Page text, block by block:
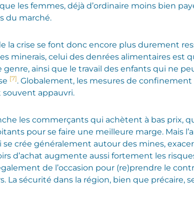
les femmes, déjà d’ordinaire moins bien
du marché.
la crise se font donc encore plus durement
minerais, celui des denrées alimentaires est
genre, ainsi que le travail des enfants qui ne
[7]. Globalement, les mesures de
souvent appauvri.
les commerçants qui achètent à bas prix,
pour se faire une meilleure marge. Mais
se crée généralement autour des mines,
d’achat augmente aussi fortement les
de l’occasion pour (re)prendre le
La sécurité dans la région, bien que précaire,